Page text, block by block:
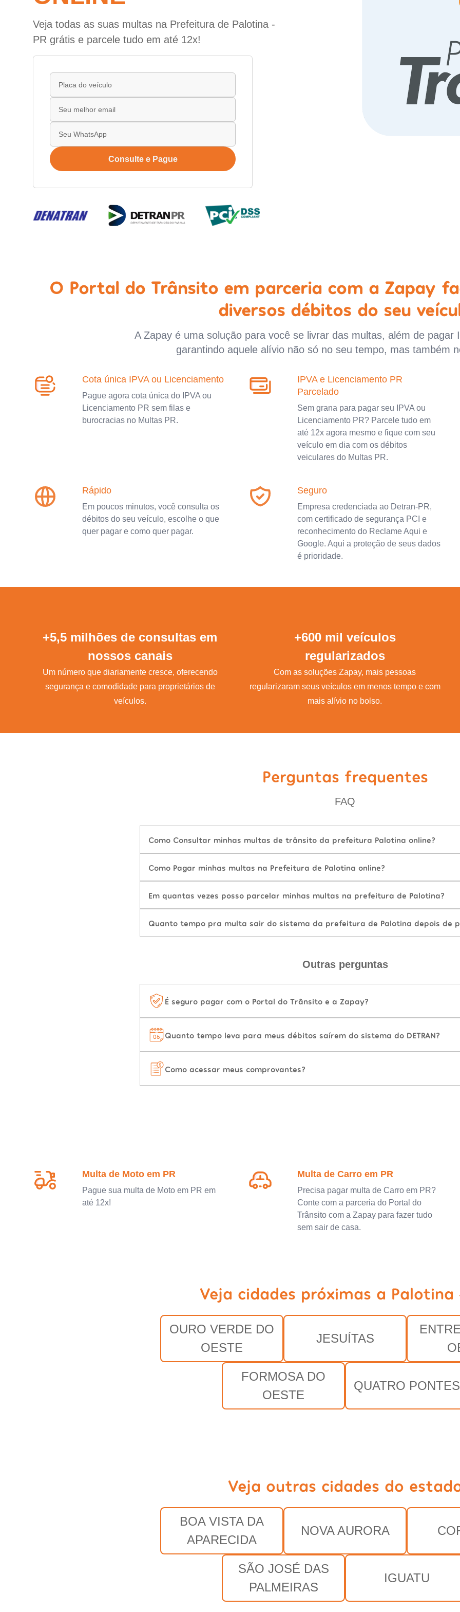
Veja todas as suas multas na Prefeitura de Palotina -
PR grátis e parcele tudo em até 12x!
Consulte e Pague
O Portal do Trânsito em parceria com a Zapay
diversos débitos do seu
A Zapay é uma solução para você se livrar das multas, além de pagar
garantindo aquele alívio não só no seu tempo, mas também
Cota única IPVA ou Licenciamento
Pague agora cota única do IPVA ou
Licenciamento PR sem filas e
burocracias no Multas PR.
IPVA e Licenciamento PR
Parcelado
Sem grana para pagar seu IPVA ou
Licenciamento PR? Parcele tudo em
até 12x agora mesmo e fique com seu
veículo em dia com os débitos
veiculares do Multas PR.
Rápido
Em poucos minutos, você consulta os
débitos do seu veículo, escolhe o que
quer pagar e como quer pagar.
Seguro
Empresa credenciada ao Detran-PR,
com certificado de segurança PCI e
reconhecimento do Reclame Aqui e
Google. Aqui a proteção de seus dados
é prioridade.
+5,5 milhões de consultas em
nossos canais
Um número que diariamente cresce, oferecendo
segurança e comodidade para proprietários de
veículos.
+600 mil veículos
regularizados
Com as soluções Zapay, mais pessoas
regularizaram seus veículos em menos tempo e com
mais alívio no bolso.
Perguntas frequentes
FAQ
Como Consultar minhas multas de trânsito da prefeitura Palotina online?
Como Pagar minhas multas na Prefeitura de Palotina online?
Em quantas vezes posso parcelar minhas multas na prefeitura de Palotina?
Quanto tempo pra multa sair do sistema da prefeitura de Palotina depois de
Outras perguntas
É seguro pagar com o Portal do Trânsito e a Zapay?
Quanto tempo leva para meus débitos saírem do sistema do DETRAN?
Como acessar meus comprovantes?
Multa de Moto em PR
Pague sua multa de Moto em PR em
até 12x!
Multa de Carro em PR
Precisa pagar multa de Carro em PR?
Conte com a parceria do Portal do
Trânsito com a Zapay para fazer tudo
sem sair de casa.
Veja cidades próximas a Palotina
OURO VERDE DO
OESTE
JESUÍTAS
FORMOSA DO
OESTE
QUATRO PONTES
Veja outras cidades do
BOA VISTA DA
APARECIDA
NOVA AURORA
SÃO JOSÉ DAS
PALMEIRAS
IGUATU